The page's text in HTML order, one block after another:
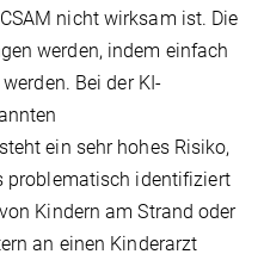
nicht wirksam ist. Die
werden, indem einfach
Bei der KI-
ein sehr hohes Risiko,
problematisch identifiziert
Kindern am Strand oder
an einen Kinderarzt